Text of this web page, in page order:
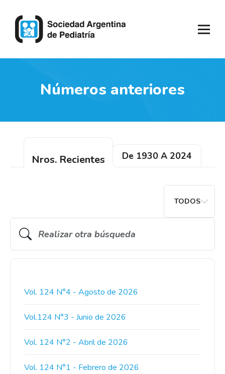
Números anteriores
Nros. Recientes De 1930 A 2024
TODOS
Vol. 124 N°4 - Agosto de 2026
Vol.124 N°3 - Junio de 2026
Vol. 124 N°2 - Abril de 2026
Vol. 124 N°1 - Febrero de 2026